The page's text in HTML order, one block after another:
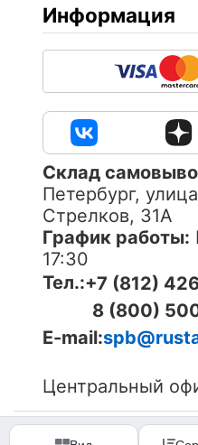
Информация
Cклад
Петербург,
Стрелков, 31А
График работы:
17:30
Тел.:+7 (812)
8 (800)
E-mail:
Центральный
© 2005-2026ОOО «Компания